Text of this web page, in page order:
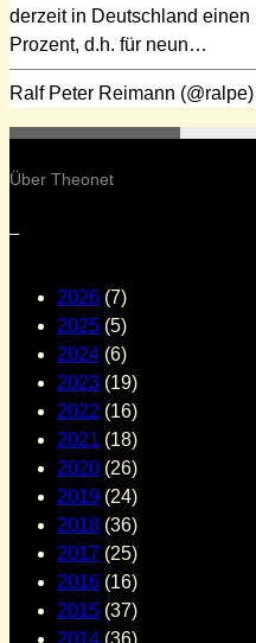
derzeit in Deutschland
Prozent, d.h. für neun…
Ralf Peter Reimann (@ralpe)
Über Theonet
–
2026 (7)
2025 (5)
2024 (6)
2023 (19)
2022 (16)
2021 (18)
2020 (26)
2019 (24)
2018 (36)
2017 (25)
2016 (16)
2015 (37)